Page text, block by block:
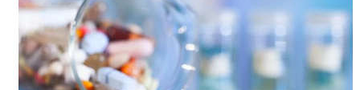
ΚΑΙ ΕΛΛΑΔΑ
ΥΓΕΙΑ-ΟΜΟΡΦΙΑ